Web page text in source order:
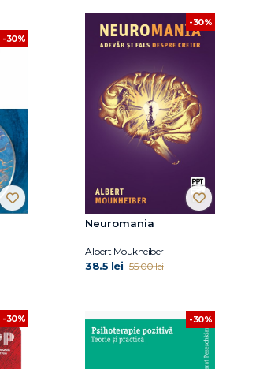
-30%
-30%
Neuromania
Albert Moukheiber
38.5 lei 55.00 lei
-30% -30%